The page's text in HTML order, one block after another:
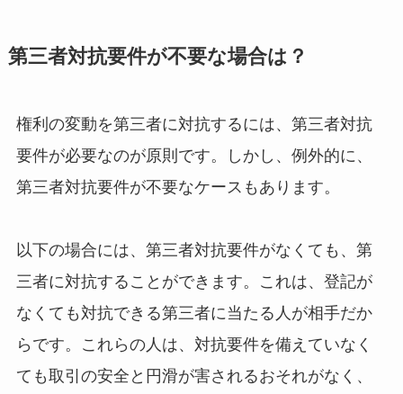
第三者対抗要件が不要な場合は？
権利の変動を第三者に対抗するには、第三者対抗
要件が必要なのが原則です。しかし、例外的に、
第三者対抗要件が不要なケースもあります。
以下の場合には、第三者対抗要件がなくても、第
三者に対抗することができます。これは、登記が
なくても対抗できる第三者に当たる人が相手だか
らです。これらの人は、対抗要件を備えていなく
ても取引の安全と円滑が害されるおそれがなく、